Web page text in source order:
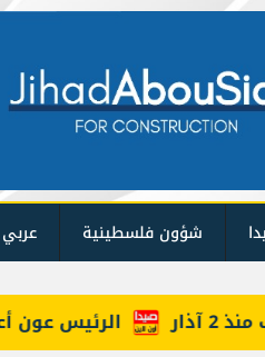
شؤون فلسطينية
الرئيس عون أعاد